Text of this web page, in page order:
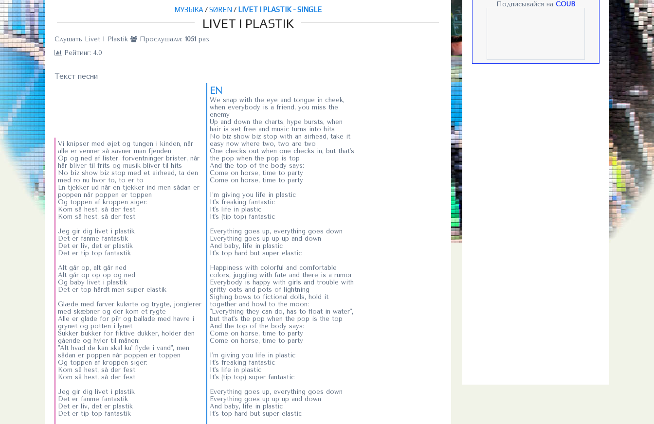
МУЗЫКА /SØREN / LIVET I PLASTIK - SINGLE
LIVET I PLASTIK
Слушать Livet I Plastik Прослушали: 1051 раз.
Рейтинг: 4.0
Текст песни
Vi knipser med øjet og tungen i kinden, når
alle er venner så savner man fjenden
Op og ned af lister, forventninger brister, når
hår bliver til frits og musik bliver til hits
No biz show biz stop med et airhead, ta den
med ro nu hvor to, to er to
En tjekker ud når en tjekker ind men sådan er
poppen når poppen er toppen
Og toppen af kroppen siger:
Kom så hest, så der fest
Kom så hest, så der fest
Jeg gir dig livet i plastik
Det er fanme fantastik
Det er liv, det er plastik
Det er tip top fantastik
Alt går op, alt går ned
Alt går op op op og ned
Og baby livet i plastik
Det er top hårdt men super elastik
Glæde med farver kulørte og trygte, jonglerer
med skæbner og der kom et rygte
Alle er glade for pi'r og ballade med havre i
grynet og potten i lynet
Sukker bukker for fiktive dukker, holder den
gående og hyler til månen:
"Alt hvad de kan skal ku' flyde i vand", men
sådan er poppen når poppen er toppen
Og toppen af kroppen siger:
Kom så hest, så der fest
Kom så hest, så der fest
Jeg gir dig livet i plastik
Det er fanme fantastik
Det er liv, det er plastik
Det er tip top fantastik
EN
We snap with the eye and tongue in cheek,
when everybody is a friend, you miss the
enemy
Up and down the charts, hype bursts, when
hair is set free and music turns into hits
No biz show biz stop with an airhead, take it
easy now where two, two are two
One checks out when one checks in, but that's
the pop when the pop is top
And the top of the body says:
Come on horse, time to party
Come on horse, time to party
I’m giving you life in plastic
It's freaking fantastic
It's life in plastic
It's (tip top) fantastic
Everything goes up, everything goes down
Everything goes up up up and down
And baby, life in plastic
It's top hard but super elastic
Happiness with colorful and comfortable
colors, juggling with fate and there is a rumor
Everybody is happy with girls and trouble with
gritty oats and pots of lightning
Sighing bows to fictional dolls, hold it
together and howl to the moon:
"Everything they can do, has to float in water",
but that's the pop when the pop is the top
And the top of the body says:
Come on horse, time to party
Come on horse, time to party
I'm giving you life in plastic
It's freaking fantastic
It's life in plastic
It's (tip top) super fantastic
Everything goes up, everything goes down
Everything goes up up up and down
And baby, life in plastic
It's top hard but super elastic
Подписывайся наCOUB